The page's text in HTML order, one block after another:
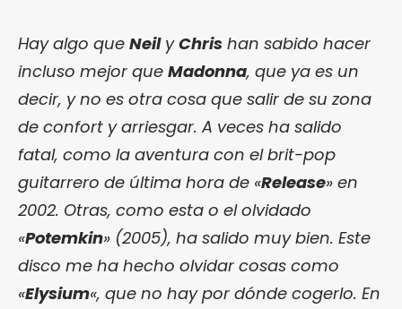
Hay algo que NeilyChris han sabido hacer
incluso mejor que Madonna, que ya es un
decir, y no es otra cosa que salir de su zona
de confort y arriesgar. A veces ha salido
fatal, como la aventura con el brit-pop
guitarrero de última hora de «Release» en
2002. Otras, como esta o el olvidado
«Potemkin» (2005), ha salido muy bien. Este
disco me ha hecho olvidar cosas como
«Elysium«, que no hay por dónde cogerlo. En